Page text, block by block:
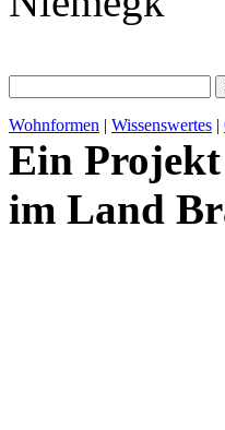
Wohnformen | Wissenswertes |
Ein Projekt
im Land